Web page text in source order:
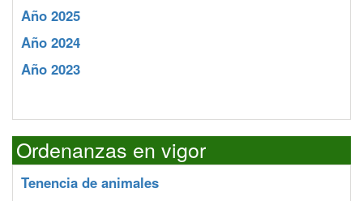
Año 2025
Año 2024
Año 2023
Ordenanzas en vigor
Tenencia de animales